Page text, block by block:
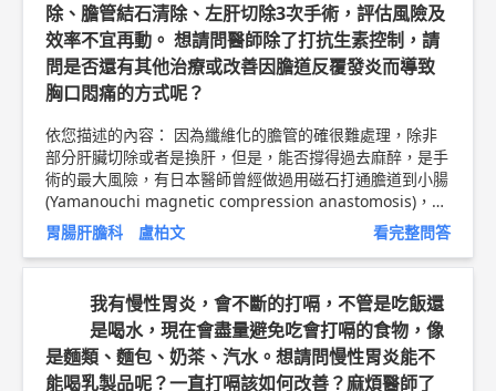
除、膽管結石清除、左肝切除3次手術，評估風險及
效率不宜再動。 想請問醫師除了打抗生素控制，請
問是否還有其他治療或改善因膽道反覆發炎而導致
胸口悶痛的方式呢？
依您描述的內容： 因為纖維化的膽管的確很難處理，除非
部分肝臟切除或者是換肝，但是，能否撐得過去麻醉，是手
術的最大風險，有日本醫師曾經做過用磁石打通膽道到小腸
(Yamanouchi magnetic compression anastomosis)，或
者是用內視鏡超音波(Endoscopic Ultrasonography)guide
打動進入肝臟疏通膽管，但是因為健保給付的關係，有些耗
材無法進入台灣市場，可以建議您尋求台灣膽道鏡的權威，
劉乃仁教授，林口長庚醫院，在門診討論後進行進一步的安
檢診所 內科 主任 盧柏文 醫師簡介 ►http://bit.ly/2JICtyw
脂肪肝衛教文章 ►http://bit.ly/2MCca2D
胃腸肝膽科 盧柏文 看完整問答
我有慢性胃炎，會不斷的打嗝，不管是吃飯還
是喝水，現在會盡量避免吃會打嗝的食物，像
是麵類、麵包、奶茶、汽水。想請問慢性胃炎能不
能喝乳製品呢？一直打嗝該如何改善？麻煩醫師了